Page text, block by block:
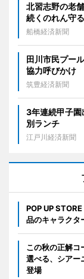
北習志野の老
続くのれん守る
船橋経済新聞
田川市民プー
協力呼びかけ
筑豊経済新聞
3年連続甲子
別ランチ
江戸川経済新聞
POP UP
品のキャラクタ
この秋の正解コ
選べる、シアー
登場